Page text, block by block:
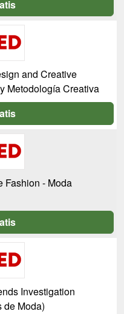
and Creative
Metodología Creativa
Fashion - Moda
Investigation
de Moda)